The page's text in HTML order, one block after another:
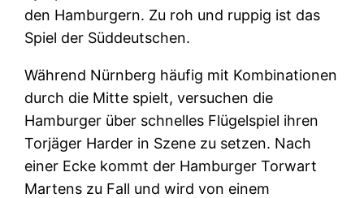
den Hamburgern. Zu roh und ruppig ist das
Spiel der Süddeutschen.
Während Nürnberg häufig mit Kombinationen
durch die Mitte spielt, versuchen die
Hamburger über schnelles Flügelspiel ihren
Torjäger Harder in Szene zu setzen. Nach
einer Ecke kommt der Hamburger Torwart
Martens zu Fall und wird von einem